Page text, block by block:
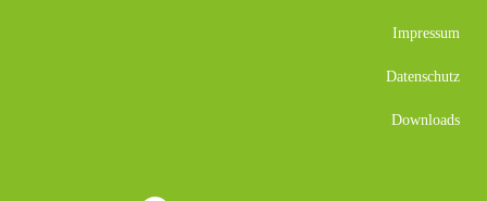
Impressum
Datenschutz
Downloads